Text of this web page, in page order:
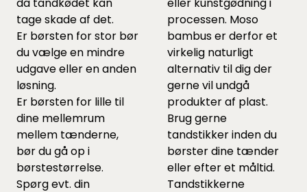
tage skade af det.
Er børsten for stor bør
du vælge en mindre
udgave eller en anden
løsning.
Er børsten for lille til
dine mellemrum
mellem tænderne,
bør du gå op i
børstestørrelse.
Spørg evt. din
processen. Moso
bambus er derfor et
virkelig naturligt
alternativ til dig der
gerne vil undgå
produkter af plast.
Brug gerne
tandstikker inden du
børster dine tænder
eller efter et måltid.
Tandstikkerne